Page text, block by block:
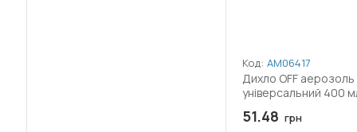
Код: АМ06417
Дихло OFF аерозоль
універсальний 400
51.48 грн